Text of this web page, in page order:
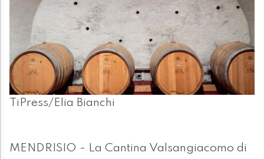
TiPress/Elia Bianchi
MENDRISIO - La Cantina Valsangiacomo di